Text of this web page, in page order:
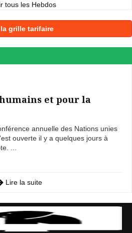
tous les Hebdos
grille tarifaire
et pour la
annuelle des Nations unies
ouverte il y a quelques jours à
...
Lire la suite